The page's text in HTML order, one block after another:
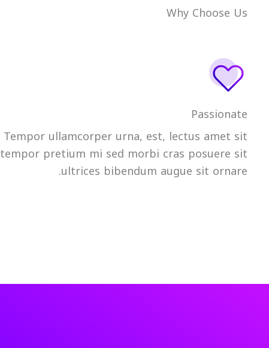
Why Choose Us
Passionate
Tempor ullamcorper urna, est, lectus amet sit
tempor pretium mi sed morbi cras posuere sit
ultrices bibendum augue sit ornare.